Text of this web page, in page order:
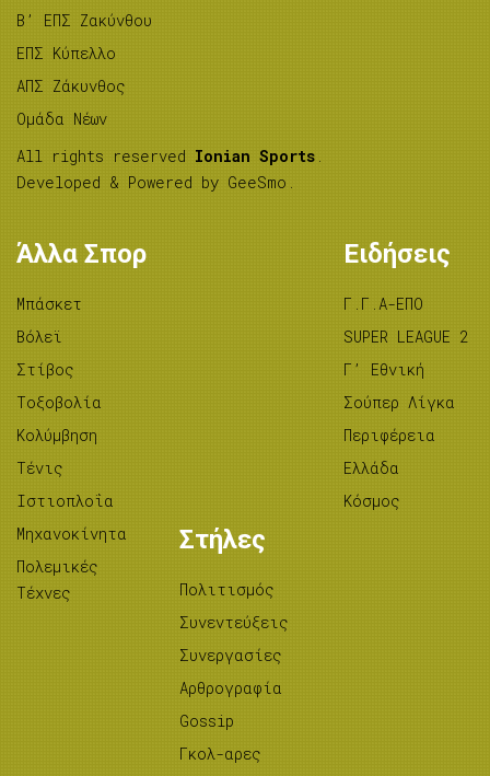
B’ ΕΠΣ Ζακύνθου
ΕΠΣ Κύπελλο
ΑΠΣ Ζάκυνθος
Ομάδα Νέων
All rights reserved Ionian Sports .
Developed & Powered by GeeSmo .
Άλλα Σπορ
Μπάσκετ
Βόλεϊ
Στίβος
Tοξοβολία
Κολύμβηση
Τένις
Ιστιοπλοΐα
Μηχανοκίνητα
Πολεμικές
Τέχνες
Ειδήσεις
Γ.Γ.Α-ΕΠΟ
SUPER LEAGUE 2
Γ’ Εθνική
Σούπερ Λίγκα
Περιφέρεια
Ελλάδα
Κόσμος
Στήλες
Πολιτισμός
Συνεντεύξεις
Συνεργασίες
Αρθρογραφία
Gossip
Γκολ-αρες